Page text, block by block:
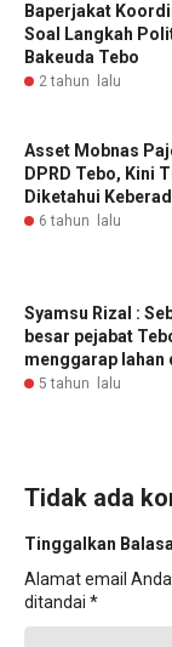
Baperjakat
Soal Langkah
Bakeuda Tebo
2 tahun lalu
Asset Mobnas
DPRD Tebo, Kini
Diketahui
6 tahun lalu
Syamsu Rizal :
besar pejabat
menggarap lahan
5 tahun lalu
Tidak ada
Tinggalkan
Alamat email
ditandai *